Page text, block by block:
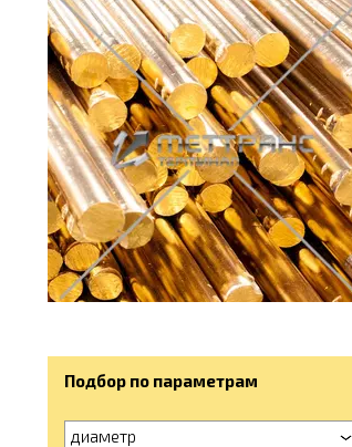
Подбор по параметрам
диаметр